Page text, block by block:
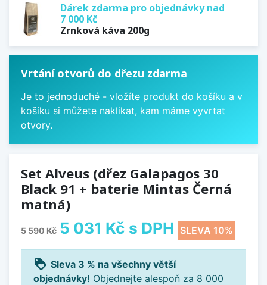
Dárek zdarma pro objednávky nad
7 000 Kč
Zrnková káva 200g
Vrtání otvorů do dřezu zdarma
Je to jednoduché - vložíte produkt do košíku a v
košíku si můžete naklikat, kam máme vyvrtat
otvory.
Set Alveus (dřez Galapagos 30
Black 91 + baterie Mintas Černá
matná)
5 590 Kč 5 031 Kč s DPH SLEVA 10%
loyalty Sleva 3 % na všechny větší
objednávky! Objednejte alespoň za 8 000